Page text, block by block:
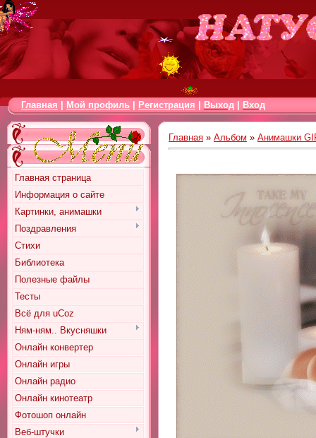
Главная Мой профиль Регистрация Выход Вход
Главная страница
Информация о сайте
Картинки, анимашки
Поздравления
Стихи
Библиотека
Полезные файлы
Тесты
Всё для uCoz
Ням-ням.. Вкусняшки
Онлайн конвертер
Онлайн игры
Онлайн радио
Онлайн кинотеатр
Фотошоп онлайн
Веб-штучки
Главная » Альбом » Анимашки